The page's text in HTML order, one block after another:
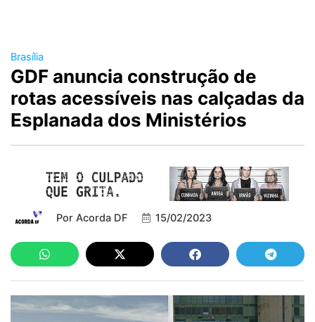
Brasília
GDF anuncia construção de
rotas acessíveis nas calçadas da
Esplanada dos Ministérios
Por Acorda DF 15/02/2023